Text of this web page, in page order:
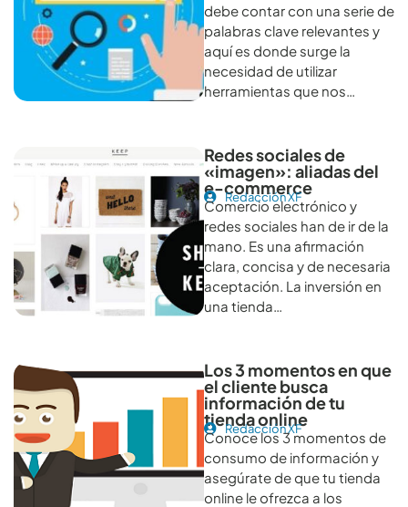
debe contar con una serie de
palabras clave relevantes y
aquí es donde surge la
necesidad de utilizar
herramientas que nos…
Redes sociales de
«imagen»: aliadas del
e-commerce
Redacción XF
Comercio electrónico y
redes sociales han de ir de la
mano. Es una afirmación
clara, concisa y de necesaria
aceptación. La inversión en
una tienda…
Los 3 momentos en que
el cliente busca
información de tu
tienda online
Redacción XF
Conoce los 3 momentos de
consumo de información y
asegúrate de que tu tienda
online le ofrezca a los